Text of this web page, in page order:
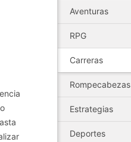
Aventuras
RPG
Carreras
Rompecabezas
Estrategias
Deportes